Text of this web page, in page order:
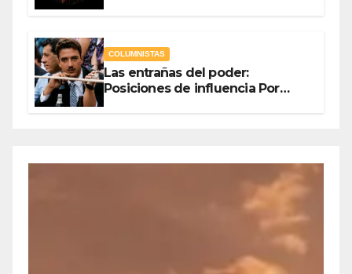
COLUMNISTAS
Las entrañas del poder:
Posiciones de influencia Por